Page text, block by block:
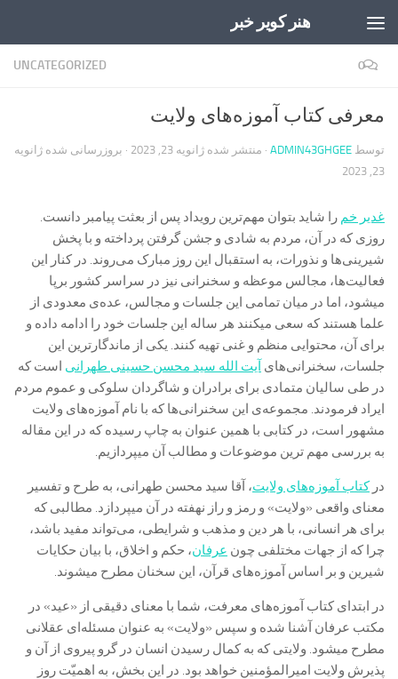
هنر کویر خبر
UNCATEGORIZED 0
معرفی کتاب آموزه‌های ولایت
توسط ADMIN43GHGEE · منتشر شده ژانویه 23, 2023 · بروزرسانی شده ژانویه
23, 2023
غدیر خم را شاید بتوان مهم‌ترین رویداد پس از بعثت پیامبر دانست.
روزی که در آن، مردم به شادی و جشن گرفتن پرداخته و با پخش
شیرینی‌ها و نذورات، به استقبال این روز مبارک می‌روند. در کنار این
فعالیت‌ها، مجالس موعظه و سخنرانی نیز در سراسر کشور برپا
میشود، اما در میان تمامی این جلسات و مجالس، عده‌ی معدودی از
علما هستند که سعی میکنند هر ساله این جلسات خود را ادامه داده و
برای آن، محتوایی منظم و غنی تهیه کنند. یکی از ماندگارترین این
جلسات، سخنرانی‌های آیت الله سید محسن حسینی طهرانی است که
در طی سالیان متمادی برای برادران و شاگردان سلوکی و عموم مردم
ایراد فرمودند. مجموعه‌ی این سخنرانی‌ها که با نام آموزه‌های ولایت
مشهور است، در کتابی با همین عنوان به چاپ رسیده که در این مقاله
به بررسی مهم ترین موضوعات و مطالب آن میپردازیم.
درکتاب آموزه‌های ولایت، آقا سید محسن طهرانی، به طرح و تفسیر
معنای واقعی «ولایت» و رمز و راز نهفته در آن میپردازد. مطالبی که
برای هر انسانی، با هر دین و مذهب و شرایطی، می‌تواند مفید باشد،
چرا که از جهات مختلفی چون عرفان، حکم و اخلاق، با بیان حکایات
شیرین و بر اساس آموزه‌های قرآن، این سخنان مطرح میشوند.
در ابتدای کتاب آموزه‌های معرفت، شما با معنای دقیقی از «عید» در
مکتب عرفان آشنا شده و سپس «ولایت» به عنوان مسئله‌ای عقلانی
مطرح میشود. ولایتی که به کمال رسیدن انسان در گرو پیروی از آن و
پذیرش ولایت امیرالمؤمنین خواهد بود. در این بخش، به اهمیّت روز